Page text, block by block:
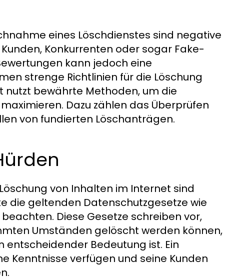
eines Löschdienstes sind negative
Konkurrenten oder sogar Fake-
kann jedoch eine
strenge Richtlinien für die Löschung
nutzt bewährte Methoden, um die
Dazu zählen das Überprüfen
von fundierten Löschanträgen.
von Inhalten im Internet sind
die geltenden Datenschutzgesetze wie
Diese Gesetze schreiben vor,
Umständen gelöscht werden können,
entscheidender Bedeutung ist. Ein
Kenntnisse verfügen und seine Kunden